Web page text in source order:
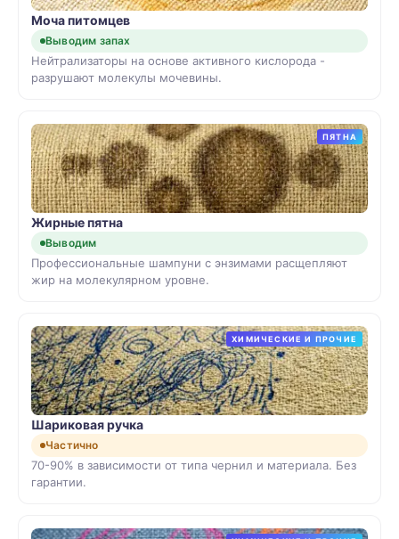
Моча питомцев
Выводим запах
Нейтрализаторы на основе активного кислорода -
разрушают молекулы мочевины.
ПЯТНА
Жирные пятна
Выводим
Профессиональные шампуни с энзимами расщепляют
жир на молекулярном уровне.
ХИМИЧЕСКИЕ И ПРОЧИЕ
Шариковая ручка
Частично
70-90% в зависимости от типа чернил и материала. Без
гарантии.